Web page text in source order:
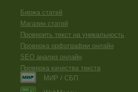
Биржа статей
Магазин статей
Проверить текст на уникальность
Проверка орфографии онлайн
SEO анализ онлайн
Проверка качества текста
МИР / СБП